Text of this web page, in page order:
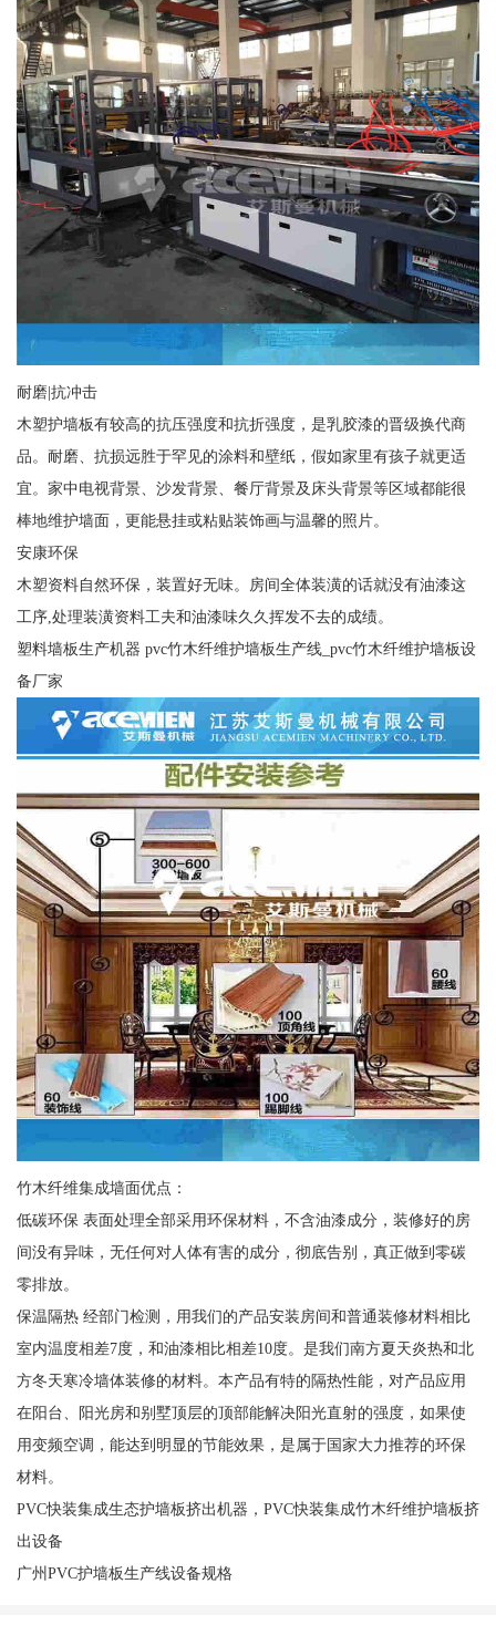
耐磨|抗冲击
木塑护墙板有较高的抗压强度和抗折强度，是乳胶漆的晋级换代商
品。耐磨、抗损远胜于罕见的涂料和壁纸，假如家里有孩子就更适
宜。家中电视背景、沙发背景、餐厅背景及床头背景等区域都能很
棒地维护墙面，更能悬挂或粘贴装饰画与温馨的照片。
安康环保
木塑资料自然环保，装置好无味。房间全体装潢的话就没有油漆这
工序,处理装潢资料工夫和油漆味久久挥发不去的成绩。
塑料墙板生产机器 pvc竹木纤维护墙板生产线_pvc竹木纤维护墙板设
备厂家
竹木纤维集成墙面优点：
低碳环保 表面处理全部采用环保材料，不含油漆成分，装修好的房
间没有异味，无任何对人体有害的成分，彻底告别，真正做到零碳
零排放。
保温隔热 经部门检测，用我们的产品安装房间和普通装修材料相比
室内温度相差7度，和油漆相比相差10度。是我们南方夏天炎热和北
方冬天寒冷墙体装修的材料。本产品有特的隔热性能，对产品应用
在阳台、阳光房和别墅顶层的顶部能解决阳光直射的强度，如果使
用变频空调，能达到明显的节能效果，是属于国家大力推荐的环保
材料。
PVC快装集成生态护墙板挤出机器，PVC快装集成竹木纤维护墙板挤
出设备
广州PVC护墙板生产线设备规格